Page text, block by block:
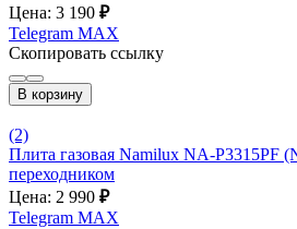
Цена: 3 190 ₽
Telegram MAX
Скопировать ссылку
В корзину
(2)
Плита газовая Namilux NA-P3315PF
переходником
Цена: 2 990 ₽
Telegram MAX